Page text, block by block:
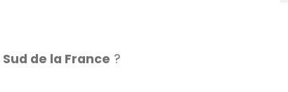
Sud de la France ?